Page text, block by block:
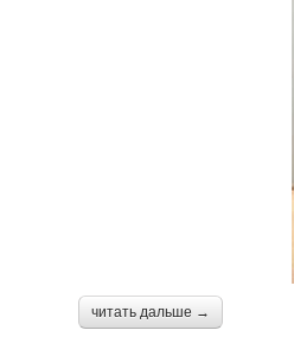
читать дальше →